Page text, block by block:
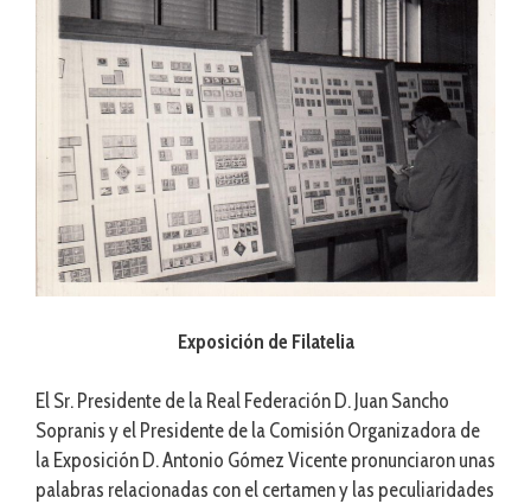
Exposición de Filatelia
El Sr. Presidente de la Real Federación D. Juan Sancho
Sopranis y el Presidente de la Comisión Organizadora de
la Exposición D. Antonio Gómez Vicente pronunciaron unas
palabras relacionadas con el certamen y las peculiaridades